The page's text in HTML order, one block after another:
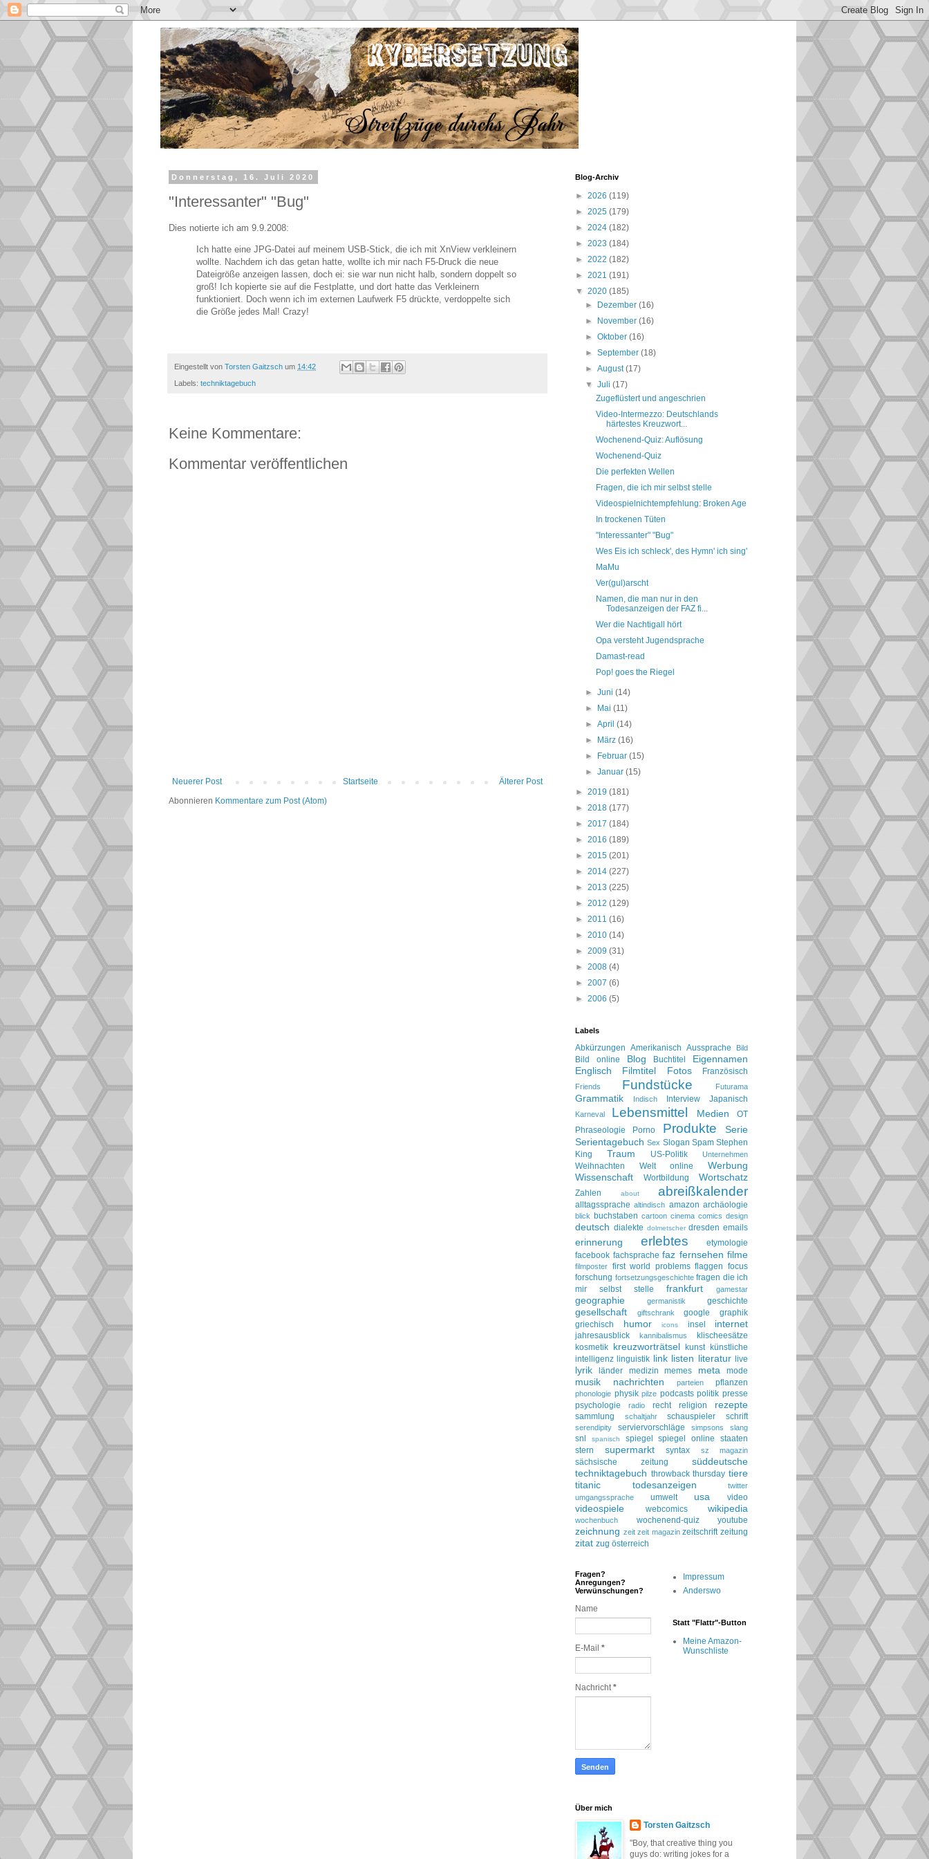
Donnerstag, 16. Juli 2020
"Interessanter" "Bug"
Dies notierte ich am 9.9.2008:
Ich hatte eine JPG-Datei auf meinem USB-Stick, die ich mit XnView verkleinern
wollte. Nachdem ich das getan hatte, wollte ich mir nach F5-Druck die neue
Dateigröße anzeigen lassen, doch ei: sie war nun nicht halb, sondern doppelt so
groß! Ich kopierte sie auf die Festplatte, und dort hatte das Verkleinern
funktioniert. Doch wenn ich im externen Laufwerk F5 drückte, verdoppelte sich
die Größe jedes Mal! Crazy!
Eingestellt von Torsten Gaitzsch um 14:42
Labels: techniktagebuch
Keine Kommentare:
Kommentar veröffentlichen
Neuerer Post Älterer Post
Startseite
Abonnieren Kommentare zum Post (Atom)
Blog-Archiv
► 2026 (119)
► 2025 (179)
► 2024 (182)
► 2023 (184)
► 2022 (182)
► 2021 (191)
▼ 2020 (185)
►
Dezember(16)
►
November(16)
►Oktober(16)
►September(18)
►August(17)
▼Juli(17)
Zugeflüstert und angeschrien
Video-Intermezzo: Deutschlands
härtestes Kreuzwort...
Wochenend-Quiz: Auflösung
Wochenend-Quiz
Die perfekten Wellen
Fragen, die ich mir selbst stelle
Videospielnichtempfehlung: Broken Age
In trockenen Tüten
"Interessanter" "Bug"
Wes Eis ich schleck', des Hymn' ich sing'
MaMu
Ver(gul)arscht
Namen, die man nur in den
Todesanzeigen der FAZ fi...
Wer die Nachtigall hört
Opa versteht Jugendsprache
Damast-read
Pop! goes the Riegel
►Juni(14)
►
Mai(11)
►April(14)
►
März(16)
►
Februar(15)
►Januar(15)
► 2019 (181)
► 2018 (177)
► 2017 (184)
► 2016 (189)
► 2015 (201)
► 2014 (227)
► 2013 (225)
► 2012 (129)
► 2011 (16)
► 2010 (14)
► 2009 (31)
► 2008 (4)
► 2007 (6)
► 2006 (5)
Labels
Abkürzungen Amerikanisch Aussprache Bild
Bild online Blog Buchtitel
Eigennamen
Englisch
Filmtitel Fotos Französisch
Friends Fundstücke Futurama
Grammatik Indisch Interview Japanisch
Karneval Lebensmittel Medien
OT
Phraseologie
Porno Produkte
Serie
Serientagebuch Sex Slogan Spam Stephen
King
Traum US-Politik Unternehmen
Weihnachten Welt online
Werbung
Wissenschaft
Wortbildung Wortschatz
Zahlen about abreißkalender
alltagssprache altindisch amazon archäologie
blick buchstaben cartoon cinema comics design
deutsch dialekte dolmetscher dresden emails
erinnerung erlebtes
etymologie
facebook fachsprache faz fernsehen filme
filmposter first world problems flaggen focus
forschung fortsetzungsgeschichte fragen die ich
mir selbst stelle
frankfurt gamestar
geographie germanistik geschichte
gesellschaft giftschrank google
graphik
griechisch
humor icons insel internet
jahresausblick kannibalismus
klischeesätze
kosmetik kreuzworträtsel kunst
künstliche
intelligenz linguistik link listen literatur live
lyrik länder medizin memes meta mode
musik nachrichten parteien pflanzen
phonologie physik pilze podcasts politik presse
psychologie
radio recht religion rezepte
sammlung schaltjahr schauspieler schrift
serendipity serviervorschläge simpsons slang
snl spanisch spiegel spiegel online
staaten
stern
supermarkt syntax sz magazin
sächsische zeitung
süddeutsche
techniktagebuch throwback thursday tiere
titanic
todesanzeigen
twitter
umgangssprache
umwelt usa video
videospiele webcomics wikipedia
wochenbuch wochenend-quiz youtube
zeichnung zeit zeit magazin zeitschrift zeitung
zitat zug österreich
Fragen?
Anregungen?
Verwünschungen?
Name
E-Mail *
Nachricht*
Impressum
Anderswo
Statt "Flattr"-Button
Meine Amazon-
Wunschliste
Über mich
Torsten Gaitzsch
"Boy, that creative thing you
guys do: writing jokes for a